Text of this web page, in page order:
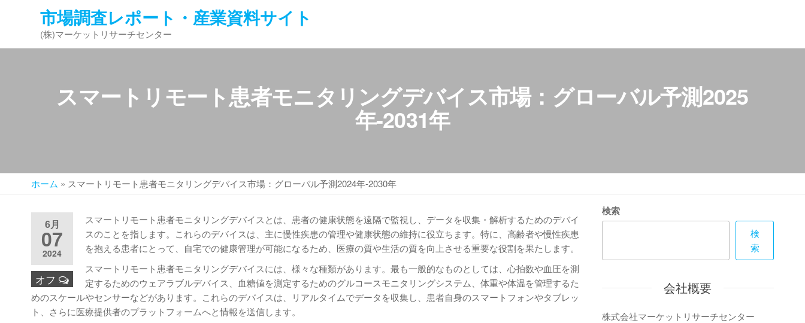
ン
市場調査レポート・産業資料サイト
(株)マーケットリサーチセンター
スマートリモート患者モニタリングデバイス市場：グローバル予測2025
年-2031年
ホーム » スマートリモート患者モニタリングデバイス市場：グローバル予測2024年-2030年
6月
07
2024
オフ
スマートリモート患者モニタリングデバイスとは、患者の健康状態を遠隔で監視し、データを収集・解析するためのデバイ
スのことを指します。これらのデバイスは、主に慢性疾患の管理や健康状態の維持に役立ちます。特に、高齢者や慢性疾患
を抱える患者にとって、自宅での健康管理が可能になるため、医療の質や生活の質を向上させる重要な役割を果たします。
スマートリモート患者モニタリングデバイスには、様々な種類があります。最も一般的なものとしては、心拍数や血圧を測
定するためのウェアラブルデバイス、血糖値を測定するためのグルコースモニタリングシステム、体重や体温を管理するた
めのスケールやセンサーなどがあります。これらのデバイスは、リアルタイムでデータを収集し、患者自身のスマートフォンやタブレッ
ト、さらに医療提供者のプラットフォームへと情報を送信します。
検索
検
索
会社概要
株式会社マーケットリサーチセンター